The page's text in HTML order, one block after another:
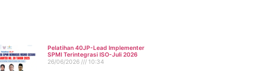
Pelatihan 40JP-Lead Implementer
SPMI Terintegrasi ISO-Juli 2026
26/06/2026
10:34